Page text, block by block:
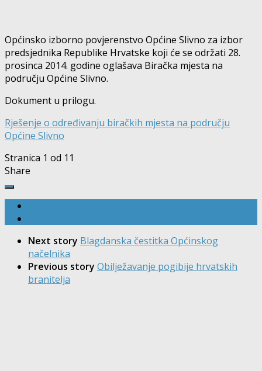
Općinsko izborno povjerenstvo Općine Slivno za izbor
predsjednika Republike Hrvatske koji će se održati 28.
prosinca 2014. godine oglašava Biračka mjesta na
području Općine Slivno.
Dokument u prilogu.
Rješenje o određivanju biračkih mjesta na području
Općine Slivno
Stranica 1 od 1 1
Share
Next story Blagdanska čestitka Općinskog
načelnika
Previous story Obilježavanje pogibije hrvatskih
branitelja